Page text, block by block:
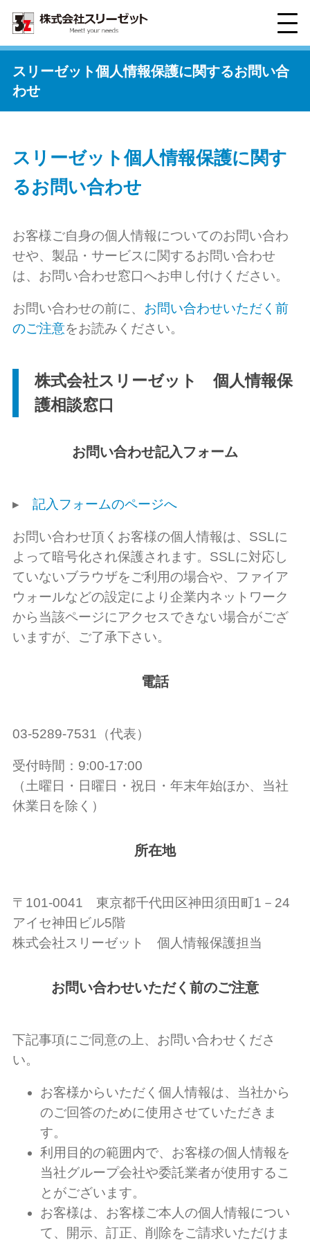
スリーゼット個人情報保護に関するお問い合
わせ
スリーゼット個人情報保護に関す
るお問い合わせ
お客様ご自身の個人情報についてのお問い合わ
せや、製品・サービスに関するお問い合わせ
は、お問い合わせ窓口へお申し付けください。
お問い合わせの前に、 お問い合わせいただく前
のご注意をお読みください。
株式会社スリーゼット 個人情報保
護相談窓口
お問い合わせ記入フォーム
▸ 記入フォームのページへ
お問い合わせ頂くお客様の個人情報は、SSLに
よって暗号化され保護されます。SSLに対応し
ていないブラウザをご利用の場合や、ファイア
ウォールなどの設定により企業内ネットワーク
から当該ページにアクセスできない場合がござ
いますが、ご了承下さい。
電話
03-5289-7531（代表）
受付時間：9:00-17:00
（土曜日・日曜日・祝日・年末年始ほか、当社
休業日を除く）
所在地
〒101-0041 東京都千代田区神田須田町1－24
アイセ神田ビル5階
株式会社スリーゼット 個人情報保護担当
お問い合わせいただく前のご注意
下記事項にご同意の上、お問い合わせくださ
い。
お客様からいただく個人情報は、当社から
のご回答のために使用させていただきま
す。
利用目的の範囲内で、お客様の個人情報を
当社グループ会社や委託業者が使用するこ
とがございます。
お客様は、お客様ご本人の個人情報につい
て、開示、訂正、削除をご請求いただけま